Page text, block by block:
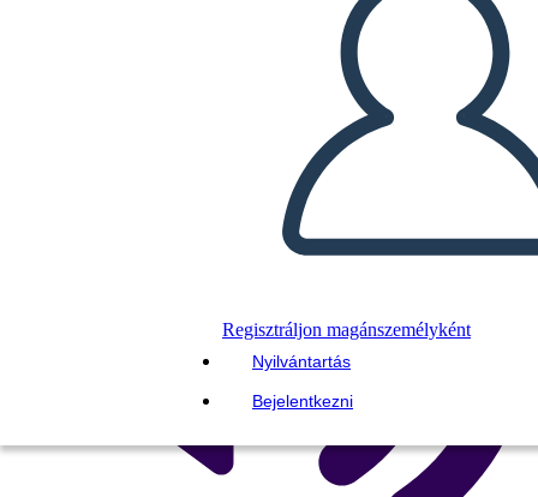
Regisztráljon magánszemélyként
Nyilvántartás
Bejelentkezni
DIAVETÍTÉS LEJÁTSZÁSA
OLVASS NEKEM